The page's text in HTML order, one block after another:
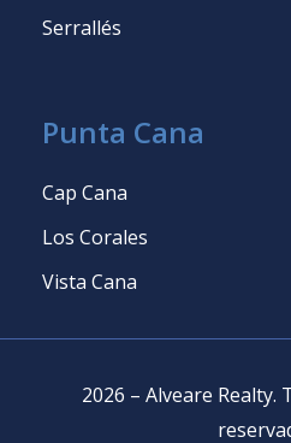
Serrallés
Punta Cana
Cap Cana
Los Corales
Vista Cana
2026 – Alveare Realty.